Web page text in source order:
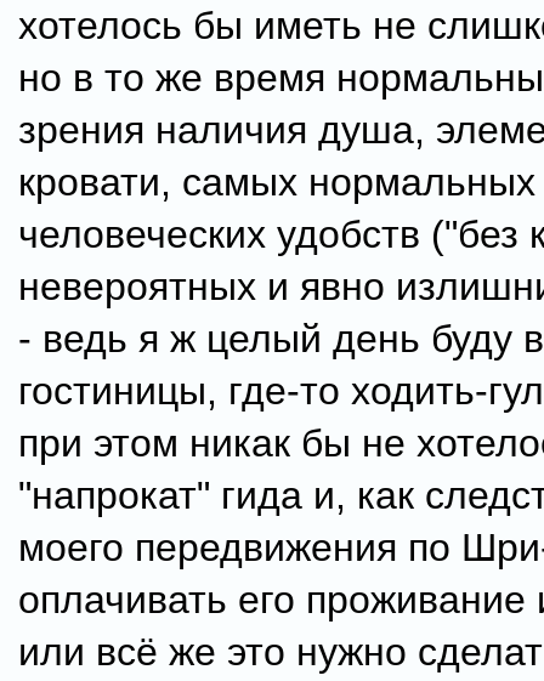
хотелось бы иметь не
но в то же время
зрения наличия душа,
кровати, самых нормальных
человеческих удобств ("без
невероятных и явно
- ведь я ж целый день буду
гостиницы, где-то ходить-
при этом никак бы не
"напрокат" гида и, как
моего передвижения по
оплачивать его проживание
или всё же это нужно